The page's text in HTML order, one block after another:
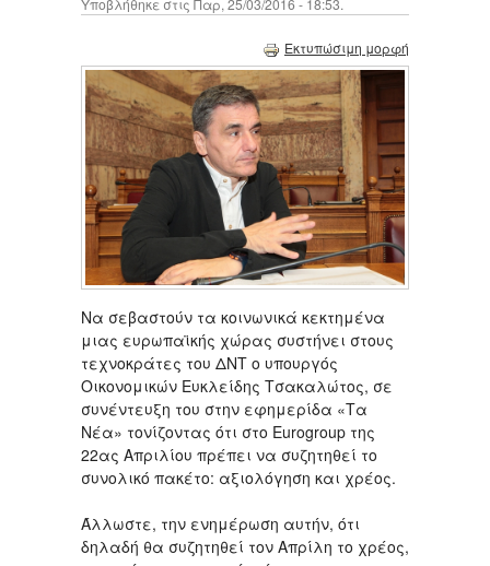
Υποβλήθηκε στις Παρ, 25/03/2016 - 18:53.
Εκτυπώσιμη μορφή
Να σεβαστούν τα κοινωνικά κεκτημένα
μιας ευρωπαϊκής χώρας συστήνει στους
τεχνοκράτες του ΔΝΤ ο υπουργός
Οικονομικών Ευκλείδης Τσακαλώτος, σε
συνέντευξη του στην εφημερίδα «Τα
Νέα» τονίζοντας ότι στο Eurogroup της
22ας Απριλίου πρέπει να συζητηθεί το
συνολικό πακέτο: αξιολόγηση και χρέος.
Άλλωστε, την ενημέρωση αυτήν, ότι
δηλαδή θα συζητηθεί τον Απρίλη το χρέος,